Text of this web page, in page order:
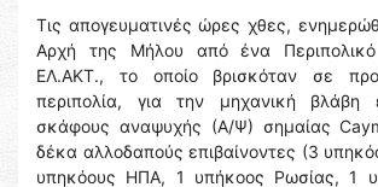
Τις απογευματινές ώρες χθες,
Αρχή της Μήλου από ένα
ΕΛ.ΑΚΤ., το οποίο βρισκόταν σε
περιπολία, για την μηχανική βλάβη
σκάφους αναψυχής (Α/Ψ) σημαίας
δέκα αλλοδαπούς επιβαίνοντες (3
υπηκόους ΗΠΑ, 1 υπήκοος Ρωσίας, 1